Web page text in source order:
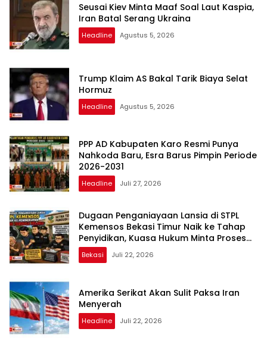
Seusai Kiev Minta Maaf Soal Laut Kaspia,
Iran Batal Serang Ukraina
Headline Agustus 5, 2026
Trump Klaim AS Bakal Tarik Biaya Selat
Hormuz
Headline Agustus 5, 2026
PPP AD Kabupaten Karo Resmi Punya
Nahkoda Baru, Esra Barus Pimpin Periode
2026-2031
Headline Juli 27, 2026
Dugaan Penganiayaan Lansia di STPL
Kemensos Bekasi Timur Naik ke Tahap
Penyidikan, Kuasa Hukum Minta Proses
Transparan dan Bebas Intervensi
Bekasi Juli 22, 2026
Amerika Serikat Akan Sulit Paksa Iran
Menyerah
Headline Juli 22, 2026